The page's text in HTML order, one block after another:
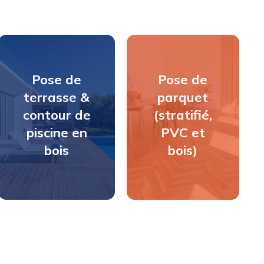
Pose de
terrasse &
contour de
piscine en
bois
Pose de
parquet
(stratifié,
PVC et
bois)
parquet
(stratifié,
PVC et
bois)